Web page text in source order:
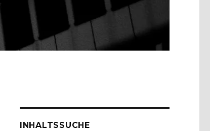
INHALTSSUCHE